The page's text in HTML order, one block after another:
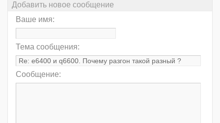
Добавить новое сообщение
Ваше имя:
Тема сообщения:
Сообщение: